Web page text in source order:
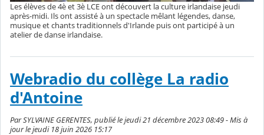
Les élèves de 4è et 3è LCE ont découvert la culture irlandaise jeudi
après-midi. Ils ont assisté à un spectacle mêlant légendes, danse,
musique et chants traditionnels d'Irlande puis ont participé à un
atelier de danse irlandaise.
Webradio du collège La radio
d'Antoine
Par SYLVAINE GERENTES, publié le jeudi 21 décembre 2023 08:49 - Mis à
jour le jeudi 18 juin 2026 15:17